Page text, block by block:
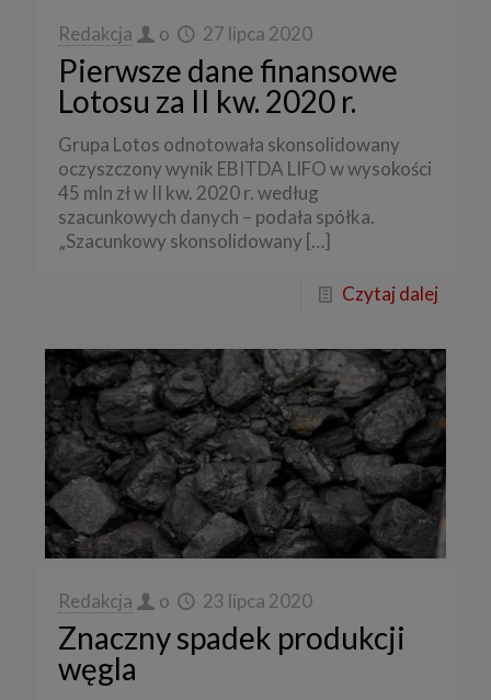
Redakcja o 27 lipca 2020
Pierwsze dane finansowe
Lotosu za II kw. 2020 r.
Grupa Lotos odnotowała skonsolidowany
oczyszczony wynik EBITDA LIFO w wysokości
45 mln zł w II kw. 2020 r. według
szacunkowych danych – podała spółka.
„Szacunkowy skonsolidowany […]
Czytaj dalej
Redakcja o 23 lipca 2020
Znaczny spadek produkcji
węgla